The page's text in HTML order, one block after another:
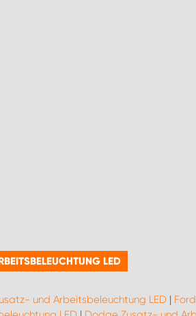
LED
und Arbeitsbeleuchtung LED|